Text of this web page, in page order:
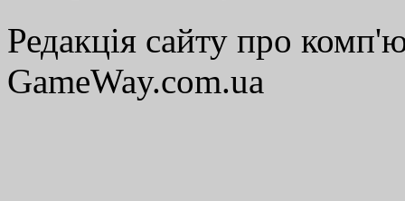
Редакція сайту про
GameWay.com.ua